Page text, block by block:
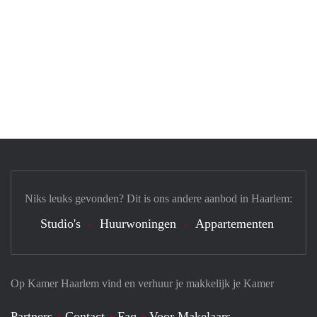
Op Kamer Haarlem vind en verhuur je makkelijk je Kamer
Niks leuks gevonden? Dit is ons andere aanbod in Haarlem:
Studio's Huurwoningen Appartementen